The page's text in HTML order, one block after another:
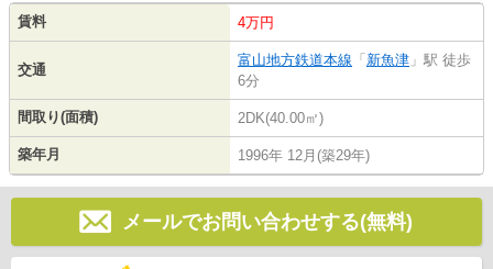
賃料 4万円
交通
富山地方鉄道本線 「 新魚津 」駅 徒歩
6分
間取り(面積) 2DK(40.00㎡)
築年月 1996年 12月(築29年)
メールでお問い合わせする(無料)